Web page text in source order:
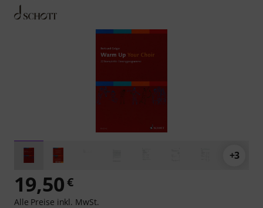
+3
19,50€
Alle Preise inkl. MwSt.